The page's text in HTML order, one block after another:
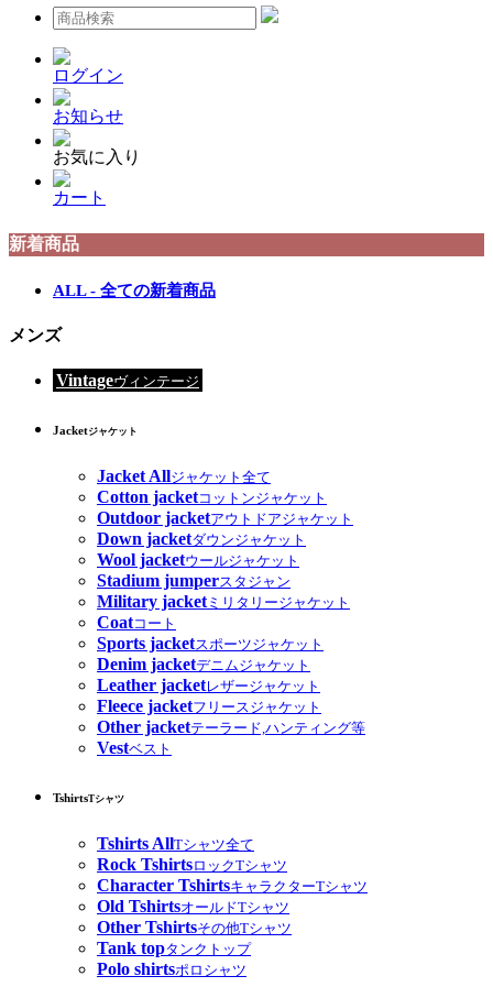
ログイン
お知らせ
お気に入り
カート
新着商品
ALL - 全ての新着商品
メンズ
Vintageヴィンテージ
Jacketジャケット
Jacket Allジャケット全て
Cotton jacketコットンジャケット
Outdoor jacketアウトドアジャケット
Down jacketダウンジャケット
Wool jacketウールジャケット
Stadium jumperスタジャン
Military jacketミリタリージャケット
Coatコート
Sports jacketスポーツジャケット
Denim jacketデニムジャケット
Leather jacketレザージャケット
Fleece jacketフリースジャケット
Other jacketテーラード,ハンティング等
Vestベスト
TshirtsTシャツ
Tshirts AllTシャツ全て
Rock TshirtsロックTシャツ
Character TshirtsキャラクターTシャツ
Old TshirtsオールドTシャツ
Other Tshirtsその他Tシャツ
Tank topタンクトップ
Polo shirtsポロシャツ